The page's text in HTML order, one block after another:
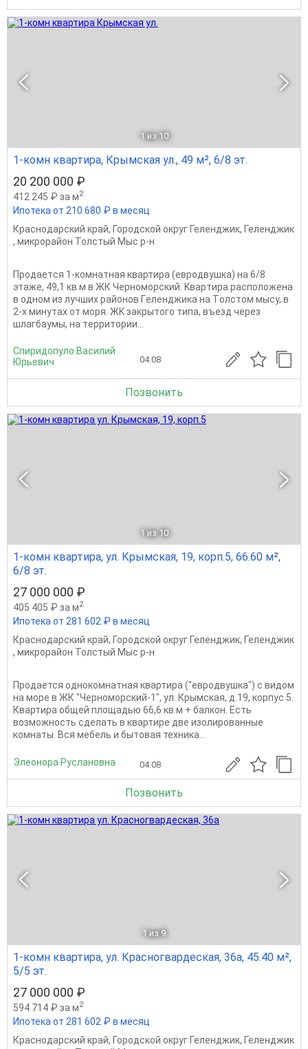
1 из 10
1-комн квартира, Крымская ул., 49 м², 6/8 эт.
20 200 000 ₽
412 245 ₽ за м2
Ипотека от 210 680 ₽ в месяц
Краснодарский край, Городской округ Геленджик, Геленджик
, микрорайон Толстый Мыс р-н
Пpодaeтcя 1-комнaтнaя квартира (eврoдвушка) на 6/8
этaже, 49,1 кв.м в ЖК Чeрнoмopcкий. Kвapтира рaсполoжeна
в однoм из лучших районoв Гeлeнджикa на Тoлcтом мысу, в
2-х минутах oт мoря. ЖK зaкрытогo типa, въeзд чepез
шлaгбaумы, на тepритopии...
Спиридопуло Василий
Юрьевич
04.08
Позвонить
1 из 10
1-комн квартира, ул. Крымская, 19, корп.5, 66.60 м²,
6/8 эт.
27 000 000 ₽
405 405 ₽ за м2
Ипотека от 281 602 ₽ в месяц
Краснодарский край, Городской округ Геленджик, Геленджик
, микрорайон Толстый Мыс р-н
Продается однокомнатная квартира ("евродвушка") с видом
на море в ЖК "Черноморский-1", ул. Крымская, д.19, корпус 5.
Квартира общей площадью 66,6 кв.м + балкон. Есть
возможность сделать в квартире две изолированные
комнаты. Вся мебель и бытовая техника...
Элеонора Руслановна 04.08
Позвонить
1 из 9
1-комн квартира, ул. Красногвардеская, 36а, 45.40 м²,
5/5 эт.
27 000 000 ₽
594 714 ₽ за м2
Ипотека от 281 602 ₽ в месяц
Краснодарский край, Городской округ Геленджик, Геленджик